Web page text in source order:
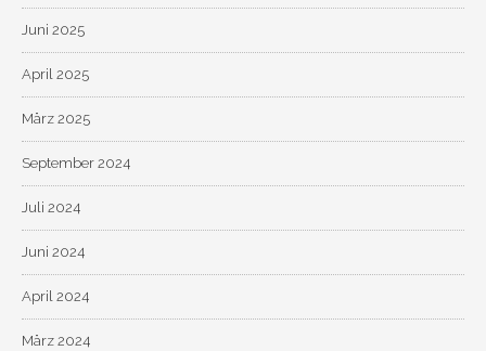
Juni 2025
April 2025
März 2025
September 2024
Juli 2024
Juni 2024
April 2024
März 2024